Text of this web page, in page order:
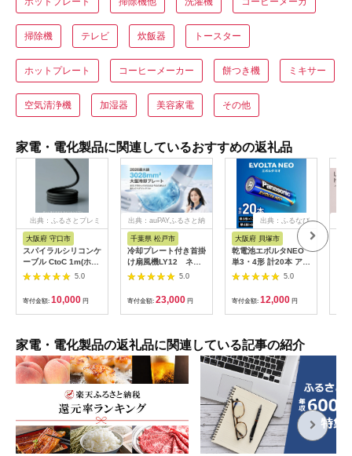
掃除機 テレビ 炊飯器 トースター
ホットプレート コーヒーメーカー 餅つき機 ミキサー
空気清浄機 加湿器 美容家電 その他
家電・電化製品に関連しているおすすめの返礼品
出典：ふるさとプレミ
大阪府 守口市
スパイラルシリコンケ
ーブル CtoC 1m(ホワ
イト) [2558]
5.0
寄付金額: 10,000 円
出典：auPAYふるさと納
千葉県 松戸市
冷却プレート付き首掛
け扇風機LY12 ネイ
ビー
5.0
寄付金額: 23,000 円
出典：ふるなび
大阪府 貝塚市
乾電池エボルタNEO
単3・4形 計20本 アル
カリ乾電池 パナソニ
5.0
寄付金額: 12,000 円
家電・電化製品の返礼品に関連している記事の紹介